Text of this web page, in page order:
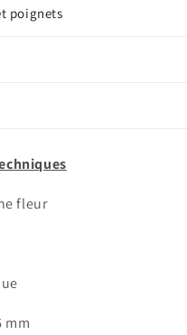
poignets
fleur
mm